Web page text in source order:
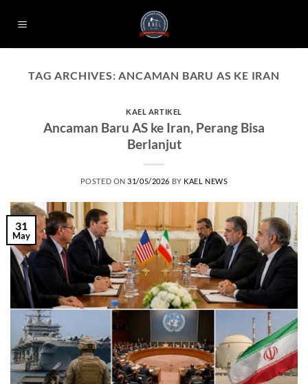
TAG ARCHIVES:ANCAMAN BARU AS KE IRAN
KAEL ARTIKEL
Ancaman Baru AS ke Iran, Perang Bisa
Berlanjut
POSTED ON31/05/2026 BY KAEL NEWS
31
May